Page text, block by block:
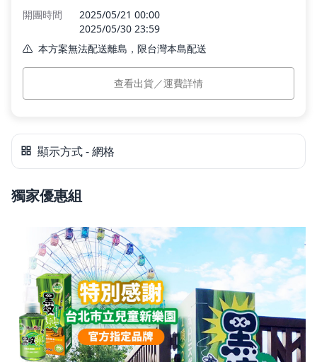
新品快遞
免運專區
開團時間
2025/05/21 00:00
2025/05/30 23:59
本方案無法配送離島，限台灣本島配送
本島運費
$100(滿 $1,500 免運)
訂單付款完成後 5 個工作日內依訂單順序出貨。
查看出貨／運費詳情
顯示方式 - 網格
獨家優惠組